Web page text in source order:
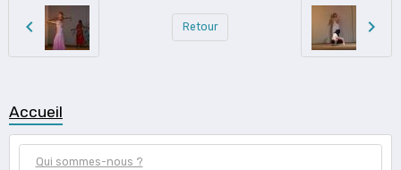
Retour
Accueil
Qui sommes-nous ?